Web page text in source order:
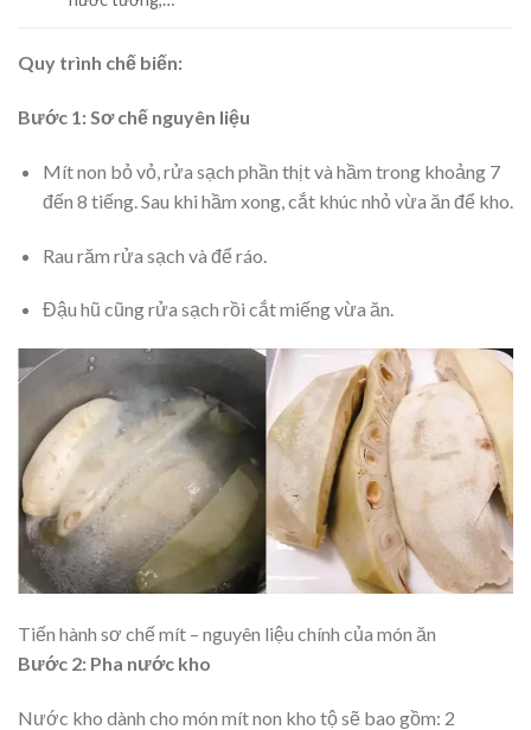
Quy trình chế biến:
Bước 1: Sơ chế nguyên liệu
Mít non bỏ vỏ, rửa sạch phần thịt và hầm trong khoảng 7
đến 8 tiếng. Sau khi hầm xong, cắt khúc nhỏ vừa ăn để kho.
Rau răm rửa sạch và để ráo.
Đậu hũ cũng rửa sạch rồi cắt miếng vừa ăn.
Tiến hành sơ chế mít – nguyên liệu chính của món ăn
Bước 2: Pha nước kho
Nước kho dành cho món mít non kho tộ sẽ bao gồm: 2